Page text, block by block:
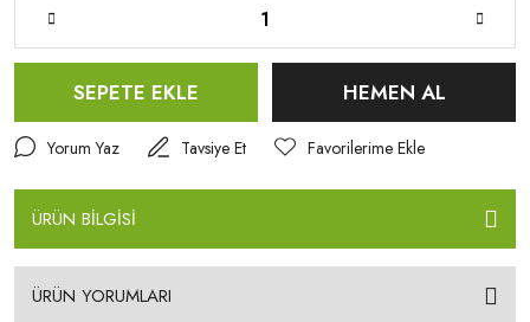
SEPETE EKLE HEMEN AL
Yorum Yaz Tavsiye Et
ÜRÜN BİLGİSİ
ÜRÜN YORUMLARI